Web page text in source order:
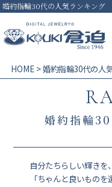
婚約指輪30代の人気ランキング
HOME
婚約指輪30代の人
婚約指輪
自分たちらしい輝きを
「ちゃんと良いもの